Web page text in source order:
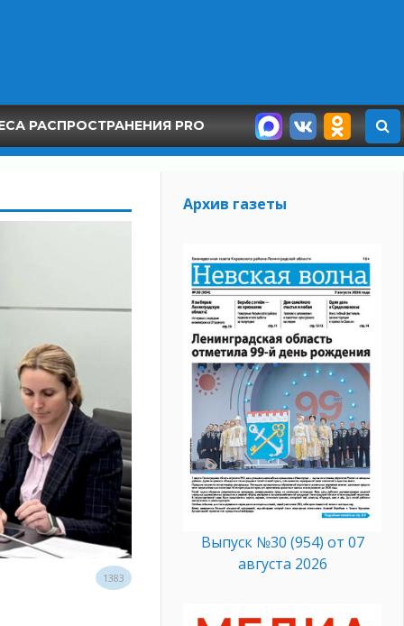
РАСПРОСТРАНЕНИЯ PRO
1383
Архив газеты
Выпуск №30 (954) от 07
августа 2026